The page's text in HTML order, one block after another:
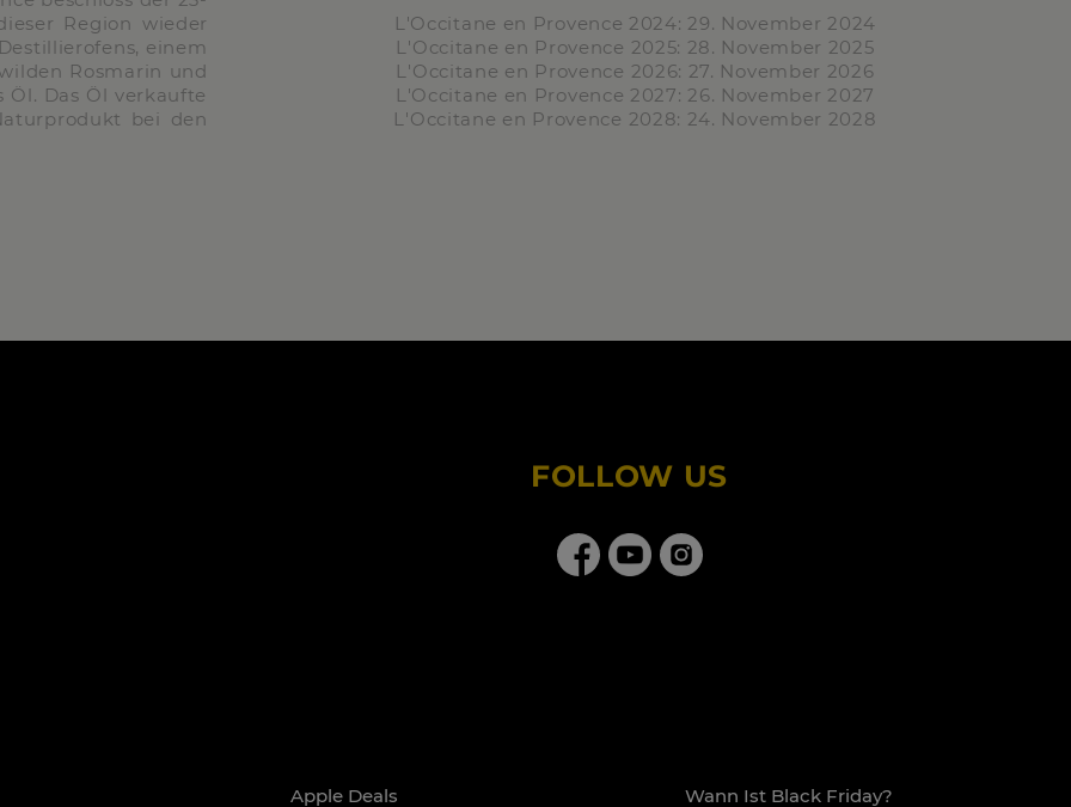
Region wieder
einem
Rosmarin und
Öl. Das Öl verkaufte
bei den
L'Occitane en Provence 2024: 29. November 2024
L'Occitane en Provence 2025: 28. November 2025
L'Occitane en Provence 2026: 27. November 2026
L'Occitane en Provence 2027: 26. November 2027
L'Occitane en Provence 2028: 24. November 2028
FOLLOW US
Apple Deals Wann Ist Black Friday?